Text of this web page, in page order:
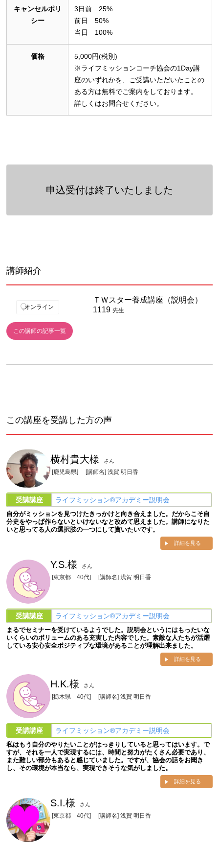
キャンセルポリ
シー
3日前 25%
前日 50%
当日 100%
価格
5,000円(税別)
※ライフミッションコーチ協会の1Day講
座のいずれかを、ご受講いただいたことの
ある方は無料でご案内をしております。
詳しくはお問合せください。
申込受付は終了いたしました
講師紹介
オンライン
ＴＷスター養成講座（説明会）
1119 先生
この講師の記事一覧
この講座を受講した方の声
横村貴大様 さん
[鹿児島県] [講師名] 浅賀 明日香
受講講座 ライフミッション®︎アカデミー説明会
自分がミッションを見つけたきっかけと向き合えました。だからこそ自
分史をやっぱ作らないといけないなと改めて思えました。講師になりた
いと思ってる人の選択肢の一つにして貰いたいです。
詳細を見る
Y.S.様 さん
[東京都 40代] [講師名] 浅賀 明日香
受講講座 ライフミッション®︎アカデミー説明会
まるでセミナーを受けているようでした。説明会というにはもったいな
いくらいのボリュームのある充実した内容でした。素敵な人たちが活躍
している安心安全ポジティブな環境があることが理解出来ました。
詳細を見る
H.K.様 さん
[栃木県 40代] [講師名] 浅賀 明日香
受講講座 ライフミッション®︎アカデミー説明会
私はもう自分のやりたいことがはっきりしていると思ってはいます。で
すが、それを一人で実現するには、時間と努力がたくさん必要であり、
また難しい部分もあると感じていました。ですが、協会の話をお聞き
し、その環境が本当なら、実現できそうな気がしました。
詳細を見る
S.I.様 さん
[東京都 40代] [講師名] 浅賀 明日香